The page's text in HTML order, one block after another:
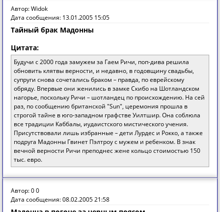
Автор: Widok
Дата сообщения: 13.01.2005 15:05
Тайный брак Мадонны
Цитата:
Будучи с 2000 года замужем за Гаем Ричи, поп-дива решила
обновить клятвы верности, и недавно, в годовщину свадьбы,
супруги снова сочетались браком – правда, по еврейскому
обряду. Впервые они женились в замке Скибо на Шотландском
нагорье, поскольку Ричи – шотландец по происхождению. На сей
раз, по сообщению британской "Sun", церемония прошла в
строгой тайне в юго-западном графстве Уилтшир. Она соблюла
все традиции Каббалы, иудаистского мистического учения.
Присутствовали лишь избранные – дети Лурдес и Рокко, а также
подруга Мадонны Гвинет Пэлтроу с мужем и ребенком. В знак
вечной верности Ричи преподнес жене кольцо стоимостью 150
тыс. евро.
Автор: 0 0
Дата сообщения: 08.02.2005 21:58